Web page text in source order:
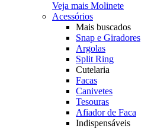
Veja mais Molinete
Acessórios
Mais buscados
Snap e Giradores
Argolas
Split Ring
Cutelaria
Facas
Canivetes
Tesouras
Afiador de Faca
Indispensáveis